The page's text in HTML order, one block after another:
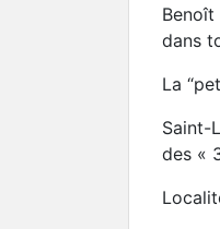
dans
La
Saint-
des «